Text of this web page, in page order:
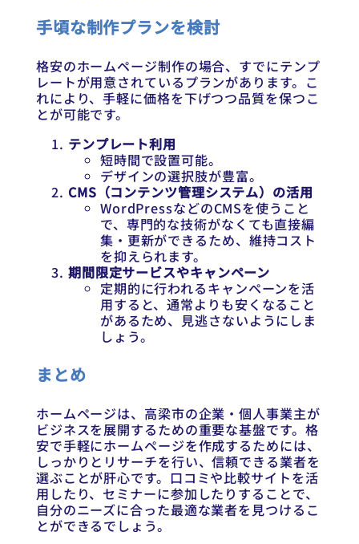
手頃な制作プランを検討
格安のホームページ制作の場合、すでにテンプ
レートが用意されているプランがあります。こ
れにより、手軽に価格を下げつつ品質を保つこ
とが可能です。
テンプレート利用
短時間で設置可能。
デザインの選択肢が豊富。
CMS（コンテンツ管理システム）の活用
WordPressなどのCMSを使うこと
で、専門的な技術がなくても直接編
集・更新ができるため、維持コスト
を抑えられます。
期間限定サービスやキャンペーン
定期的に行われるキャンペーンを活
用すると、通常よりも安くなること
があるため、見逃さないようにしま
しょう。
まとめ
ホームページは、高梁市の企業・個人事業主が
ビジネスを展開するための重要な基盤です。格
安で手軽にホームページを作成するためには、
しっかりとリサーチを行い、信頼できる業者を
選ぶことが肝心です。口コミや比較サイトを活
用したり、セミナーに参加したりすることで、
自分のニーズに合った最適な業者を見つけるこ
とができるでしょう。